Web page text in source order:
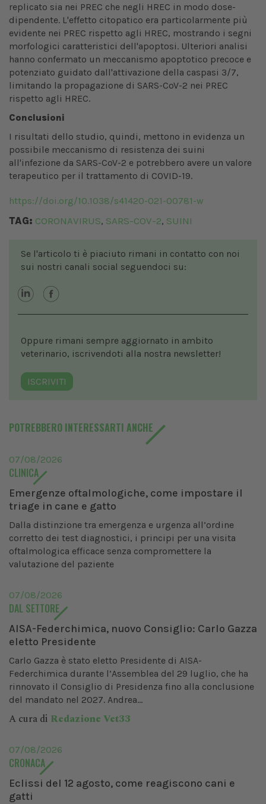
replicato sia nei PREC che negli HREC in modo dose-
dipendente. L'effetto citopatico era particolarmente più
evidente nei PREC rispetto agli HREC, mostrando i segni
morfologici caratteristici dell'apoptosi. Ulteriori analisi
hanno confermato un meccanismo apoptotico precoce e
potenziato guidato dall'attivazione della caspasi 3/7,
limitando la propagazione di SARS-CoV-2 nei PREC
rispetto agli HREC.
Conclusioni
I risultati dello studio, quindi, mettono in evidenza un
possibile meccanismo di resistenza dei suini
all'infezione da SARS-CoV-2 e potrebbero avere un valore
terapeutico per il trattamento di COVID-19.
https://doi.org/10.1038/s41420-021-00781-w
TAG: CORONAVIRUS, SARS-COV-2, SUINI
Se l'articolo ti è piaciuto rimani in contatto con noi
sui nostri canali social seguendoci su:
Oppure rimani sempre aggiornato in ambito
veterinario, iscrivendoti alla nostra newsletter!
ISCRIVITI
POTREBBERO INTERESSARTI ANCHE
07/08/2026
CLINICA
Emergenze oftalmologiche, come impostare il
triage in cane e gatto
Dalla distinzione tra emergenza e urgenza all’ordine
corretto dei test diagnostici, i principi per una visita
oftalmologica efficace senza compromettere la
valutazione del paziente
07/08/2026
DAL SETTORE
AISA-Federchimica, nuovo Consiglio: Carlo Gazza
eletto Presidente
Carlo Gazza è stato eletto Presidente di AISA-
Federchimica durante l’Assemblea del 29 luglio, che ha
rinnovato il Consiglio di Presidenza fino alla conclusione
del mandato nel 2027. Andrea...
A cura di Redazione Vet33
07/08/2026
CRONACA
Eclissi del 12 agosto, come reagiscono cani e
gatti